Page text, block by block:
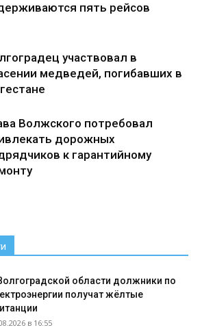
пять рейсов
участвовал в
медведей, погибавших в
Волжского потребовал
дорожных
к гарантийному
области должники по
получат жёлтые
в 16:55